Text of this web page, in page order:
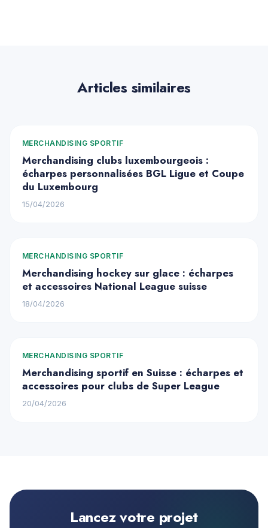
Articles similaires
MERCHANDISING SPORTIF
Merchandising clubs luxembourgeois :
écharpes personnalisées BGL Ligue et Coupe
du Luxembourg
15/04/2026
MERCHANDISING SPORTIF
Merchandising hockey sur glace : écharpes
et accessoires National League suisse
18/04/2026
MERCHANDISING SPORTIF
Merchandising sportif en Suisse : écharpes et
accessoires pour clubs de Super League
20/04/2026
Lancez votre projet